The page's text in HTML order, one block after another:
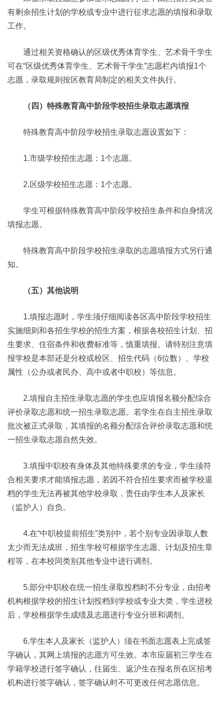
有剩余招生计划的学校或专业中进行征求志愿的填报和录取
工作。
通过相关资格确认的区级优秀体育学生、艺术骨干学生
可在“区级优秀体育学生、艺术骨干学生”志愿栏内填报1个
志愿，录取规则按区教育局制定的相关文件执行。
（四）特殊教育高中阶段学校招生录取志愿填报
特殊教育高中阶段学校招生录取志愿设置如下：
1.市级学校招生志愿：1个志愿。
2.区级学校招生志愿：1个志愿。
学生可根据特殊教育高中阶段学校招生条件和自身情况
填报志愿。
特殊教育高中阶段学校招生录取的志愿填报方式另行通
知。
（五）其他说明
1.填报志愿时，学生须仔细阅读各区高中阶段学校招生
实施细则和各招生学校的招生方案，根据各校招生计划、招
生要求、住宿条件和收费标准等，慎重填报。请特别注意填
报学校是本部还是分校或校区、招生代码（6位数）、学校
属性（公办或者民办、高中或者中职校）等信息。
2.填报自主招生录取志愿的学生也应填报名额分配综合
评价录取志愿和统一招生录取志愿。若学生在自主招生录取
批次被正式录取，其填报的名额分配综合评价录取志愿和统
一招生录取志愿自然失效。
3.填报中职校有身体及其他特殊要求的专业，学生须符
合相关要求才能填报志愿，若因不符合招生要求而被学校退
档的学生无法再被其他学校录取，责任由学生本人及家长
（监护人）自负。
4.在“中职校提前招生”类别中，若个别专业因录取人数
太少而无法成班，招生学校可根据学生志愿、计划及招生章
程等，在本校同类别其他专业中进行调剂。
5.部分中职校在统一招生录取投档时不分专业，由招考
机构根据学校的招生计划投档到学校或专业大类，学生进校
后，学校根据学生成绩及志愿进行专业分班和调剂。
6.学生本人及家长（监护人）须在书面志愿表上完成签
字确认，其网上填报的志愿方可生效。本市应届初三学生在
学籍学校进行签字确认，往届生、返沪生在报名所在区招考
机构进行签字确认，签字确认时不可更改任何志愿信息。